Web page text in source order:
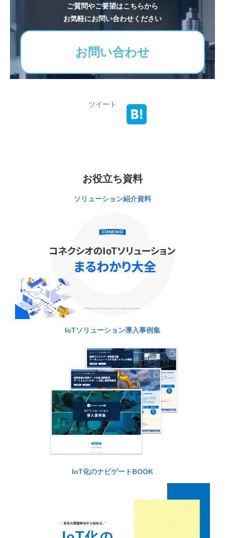
ご質問やご要望はこちらから
お気軽にお問い合わせください
お問い合わせ
ツイート
お役立ち資料
ソリューション紹介資料
IoTソリューション導入事例集
IoT化のナビゲートBOOK